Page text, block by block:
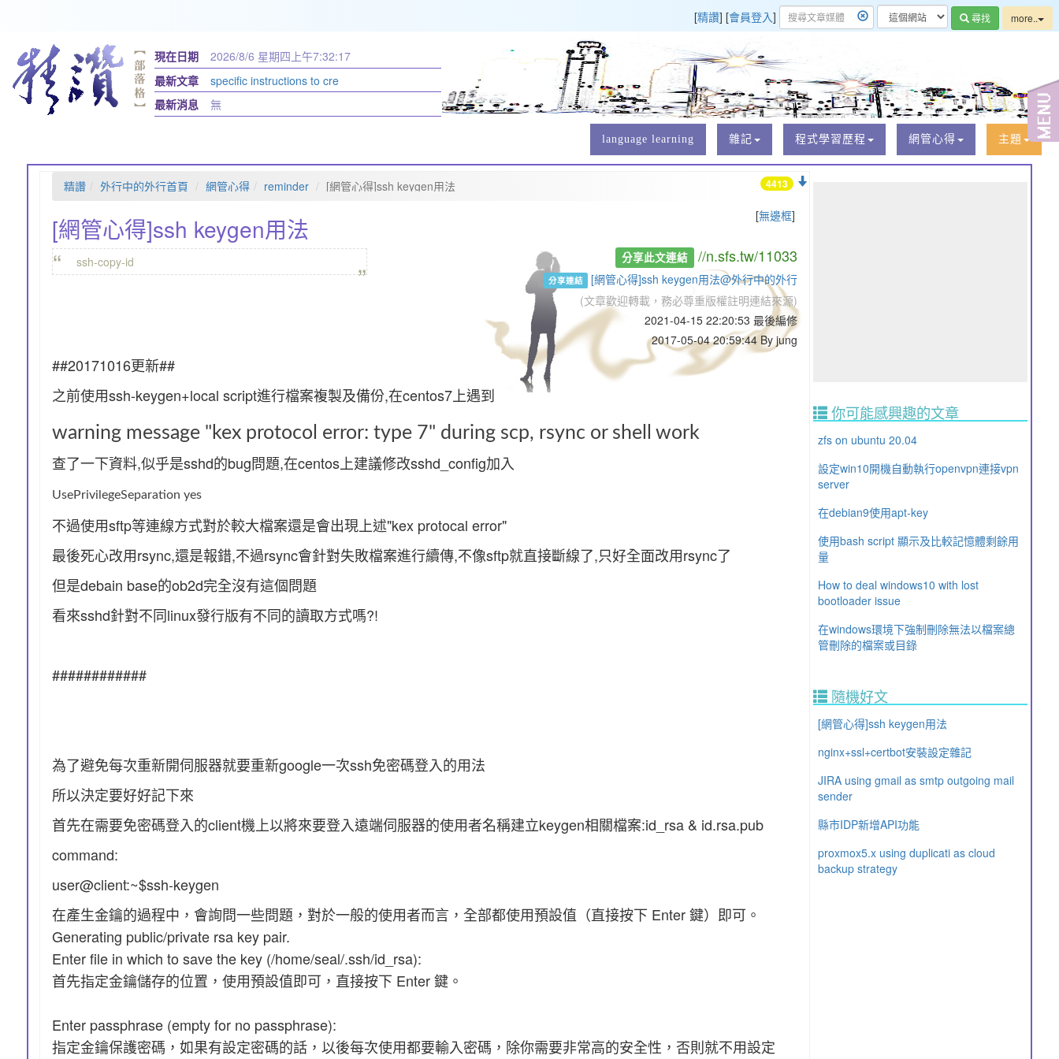
[精讚] [會員登入] 尋找 more..
現在日期 2026/8/6 星期四 上午7:32:18
最新文章
specific instructions to cre
最新消息
無
language learning 雜記 程式學習歷程 網管心得 主題
[無邊框]
精讚 外行中的外行首頁 網管心得 reminder [網管心得]ssh keygen用法 4413
[網管心得]ssh keygen用法
“ ssh-copy-id „ 分享此文連結 //n.sfs.tw/11033
分享連結
[網管心得]ssh keygen用法@外行中的外行
(文章歡迎轉載，務必尊重版權註明連結來源)
2021-04-15 22:20:53 最後編修
2017-05-04 20:59:44 By jung
##20171016更新##
之前使用ssh-keygen+local script進行檔案複製及備份,在centos7上遇到
warning message "kex protocol error: type 7" during scp, rsync or shell work
查了一下資料,似乎是sshd的bug問題,在centos上建議修改sshd_config加入
UsePrivilegeSeparation yes
不過使用sftp等連線方式對於較大檔案還是會出現上述"kex protocal error"
最後死心改用rsync,還是報錯,不過rsync會針對失敗檔案進行續傳,不像sftp就直接斷線了,只好全面改用rsync了
但是debain base的ob2d完全沒有這個問題
看來sshd針對不同linux發行版有不同的讀取方式嗎?!
############
為了避免每次重新開伺服器就要重新google一次ssh免密碼登入的用法
所以決定要好好記下來
首先在需要免密碼登入的client機上以將來要登入遠端伺服器的使用者名稱建立keygen相關檔案:id_rsa & id.rsa.pub
command:
user@client:~$ssh-keygen
在產生金鑰的過程中，會詢問一些問題，對於一般的使用者而言，全部都使用預設值（直接按下 Enter 鍵）即可。
Generating public/private rsa key pair.
Enter file in which to save the key (/home/seal/.ssh/id_rsa):
首先指定金鑰儲存的位置，使用預設值即可，直接按下 Enter 鍵。
Enter passphrase (empty for no passphrase):
指定金鑰保護密碼，如果有設定密碼的話，以後每次使用都要輸入密碼，除你需要非常高的安全性，否則就不用設定
你可能感興趣的文章
zfs on ubuntu 20.04
設定win10開機自動執行openvpn連接vpn
server
在debian9使用apt-key
使用bash script 顯示及比較記憶體剩餘用
量
How to deal windows10 with lost
bootloader issue
在windows環境下強制刪除無法以檔案總
管刪除的檔案或目錄
隨機好文
[網管心得]ssh keygen用法
nginx+ssl+certbot安裝設定雜記
JIRA using gmail as smtp outgoing mail
sender
縣市IDP新增API功能
proxmox5.x using duplicati as cloud
backup strategy